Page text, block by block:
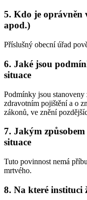
5. Kdo je oprávněn
apod.)
Příslušný obecní úřad
6. Jaké jsou
situace
Podmínky jsou
zdravotním pojištění a o
zákonů, ve znění
7. Jakým
situace
Tuto povinnost nemá
mrtvého.
8. Na které instituci